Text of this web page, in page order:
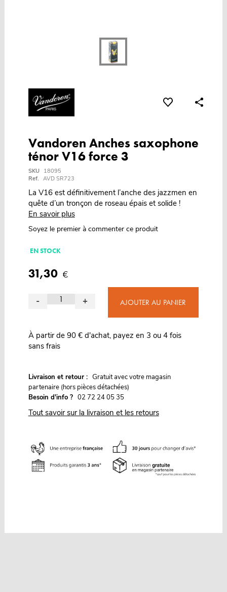
Vandoren Anches saxophone
ténor V16 force 3
SKU
18095
Ref. AVD SR723
La V16 est définitivement l’anche des jazzmen en
quête d’un tronçon de roseau épais et solide !
En savoir plus
Soyez le premier à commenter ce produit
EN STOCK
31,30 €
- + AJOUTER AU PANIER
À partir de 90 € d'achat, payez en 3 ou 4 fois
sans frais
Livraison et retour : Gratuit avec votre magasin
partenaire (hors pièces détachées)
Besoin d'info ? 02 72 24 05 35
Tout savoir sur la livraison et les retours